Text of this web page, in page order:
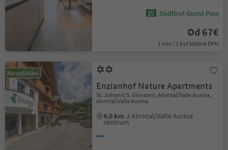
Südtirol Guest Pass
Od 67€
1 noc / 1 byt Včetně DPH
Na vyžádání
Enzianhof Nature Apartments
St. Johann/S. Giovanni, Ahrntal/Valle Aurina,
Ahrntal/Valle Aurina
4.0 km z Ahrntal/Valle Aurina
centrum